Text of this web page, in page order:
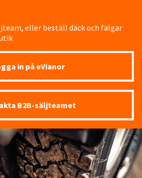
eller beställ däck och fälgar
in på eVianor
B2B-säljteamet